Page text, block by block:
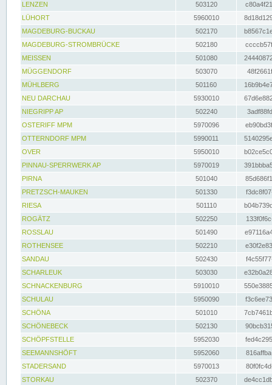
LENZEN
503120
LÜHORT
5960010
MAGDEBURG-BUCKAU
502170
MAGDEBURG-STROMBRÜCKE
502180
MEISSEN
501080
MÜGGENDORF
503070
MÜHLBERG
501160
NEU DARCHAU
5930010
NIEGRIPP AP
502240
OSTERIFF MPM
5970096
OTTERNDORF MPM
5990011
OVER
5950010
PINNAU-SPERRWERK AP
5970019
PIRNA
501040
PRETZSCH-MAUKEN
501330
RIESA
501110
ROGÄTZ
502250
ROSSLAU
501490
ROTHENSEE
502210
SANDAU
502430
SCHARLEUK
503030
SCHNACKENBURG
5910010
SCHULAU
5950090
SCHÖNA
501010
SCHÖNEBECK
502130
SCHÖPFSTELLE
5952030
SEEMANNSHÖFT
5952060
STADERSAND
5970013
STORKAU
502370